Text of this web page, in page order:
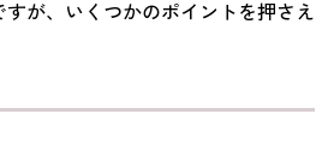
が、いくつかのポイントを押さえ